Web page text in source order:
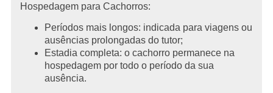
Hospedagem para Cachorros:
Períodos mais longos: indicada para viagens ou
ausências prolongadas do tutor;
Estadia completa: o cachorro permanece na
hospedagem por todo o período da sua
ausência.